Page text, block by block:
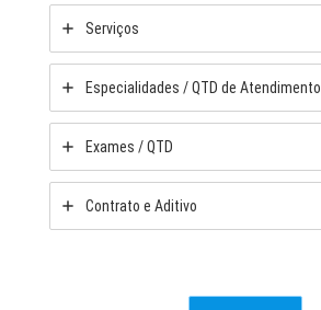
Serviços
Especialidades / QTD de Atendimento
Exames / QTD
Contrato e Aditivo